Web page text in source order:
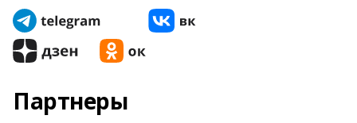
Партнеры